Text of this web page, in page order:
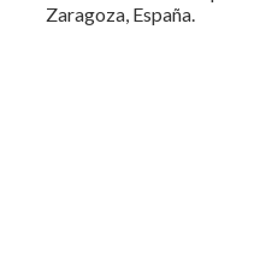
Zaragoza, España.